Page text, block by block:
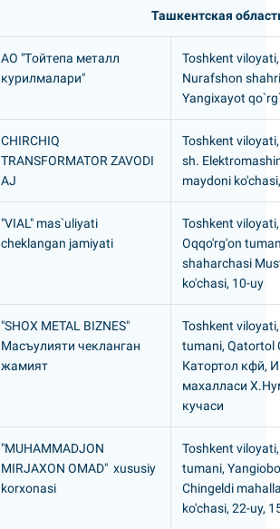
Ташкентская
АО "Тoйтeпa мeтaлл
курилмaлари"
Toshkent viloyati,
Nurafshon shahri
Yangixayot
CHIRCHIQ
TRANSFORMATOR ZAVODI
AJ
Toshkent
sh.
maydoni
"VIAL" mas`uliyati
cheklangan jamiyati
Toshkent viloyati,
Oqqo'rg'on
shaharchasi
ko'chasi, 10-uy
"SHOX METAL BIZNES"
Масъулияти чекланган
жамият
Toshkent
tumani, Qatortol
Катортол кфй,
махалласи
кучаси
"MUHAMMADJON
MIRJAXON OMAD" xususiy
korxonasi
Toshkent
tumani,
Chingeldi
ko'chasi, 22-uy,